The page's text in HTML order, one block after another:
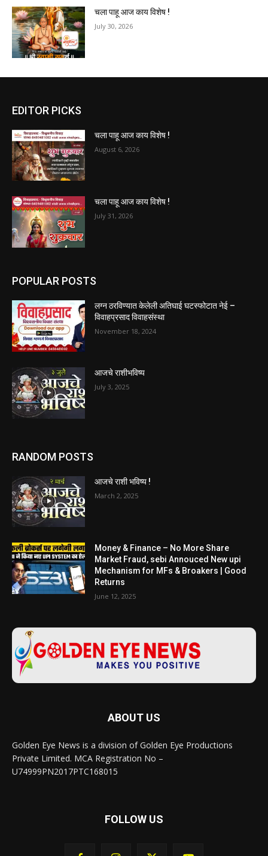
चला पाहू आज काय विशेष !
July 30, 2026
EDITOR PICKS
चला पाहू आज काय विशेष !
August 6, 2026
चला पाहू आज काय विशेष !
July 31, 2026
POPULAR POSTS
लग्न ठरविण्यात केलेली अतिघाई घटस्फोटात नेई –
विवाहप्रसाद विवाहसंस्था
November 18, 2024
आजचे राशीभविष्य
July 3, 2025
RANDOM POSTS
आजचे राशी भविष्य !
March 2, 2025
Money & Finance – No More Share
Market Fraud, sebi Annouced New upi
Mechanism for MFs & Broakers | Good
Returns
June 12, 2025
ABOUT US
Golden Eye News is a division of Golden Eye Productions
Private Limited. MCA Registration No –
U74999PN2017PTC168015
FOLLOW US